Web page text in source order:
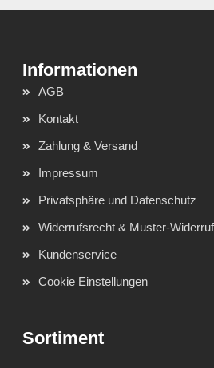
AGB
Kontakt
Zahlung & Versand
Impressum
Privatsphäre und Datenschutz
Widerrufsrecht & Muster-
Kundenservice
Cookie Einstellungen
Sortiment